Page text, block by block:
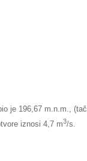
je 196,67 m.n.m.,
iznosi 4,7 m3/s.